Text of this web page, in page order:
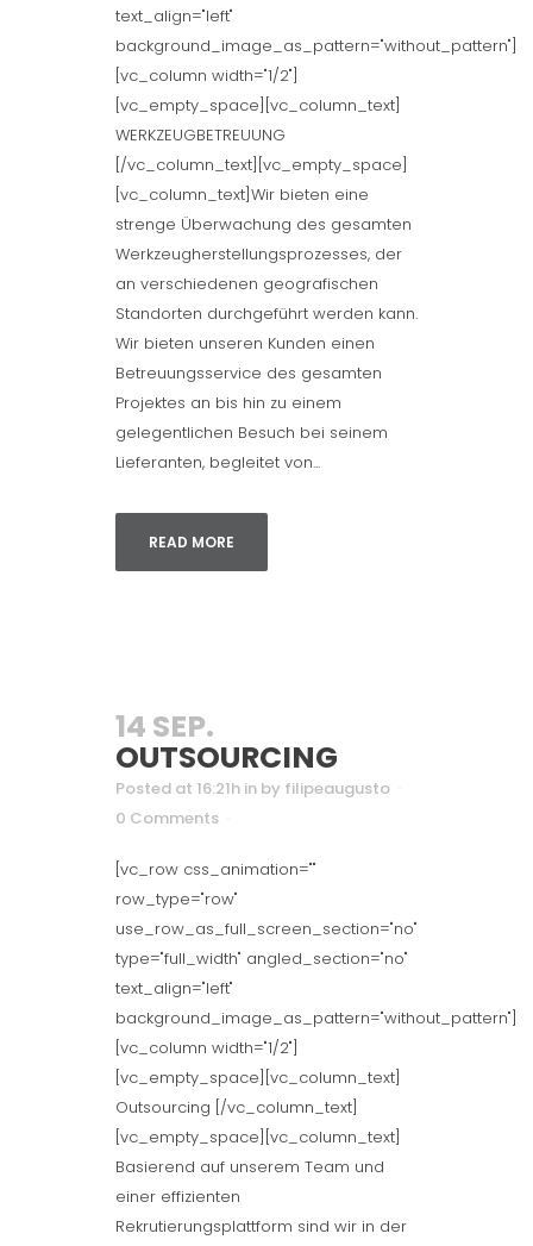
text_align="left"
background_image_as_pattern="without_pattern"]
[vc_column width="1/2"]
[vc_empty_space][vc_column_text]
WERKZEUGBETREUUNG
[/vc_column_text][vc_empty_space]
[vc_column_text]Wir bieten eine
strenge Überwachung des gesamten
Werkzeugherstellungsprozesses, der
an verschiedenen geografischen
Standorten durchgeführt werden kann.
Wir bieten unseren Kunden einen
Betreuungsservice des gesamten
Projektes an bis hin zu einem
gelegentlichen Besuch bei seinem
Lieferanten, begleitet von...
READ MORE
14 SEP.
OUTSOURCING
Posted at 16:21h in by filipeaugusto
0 Comments
[vc_row css_animation=""
row_type="row"
use_row_as_full_screen_section="no"
type="full_width" angled_section="no"
text_align="left"
background_image_as_pattern="without_pattern"]
[vc_column width="1/2"]
[vc_empty_space][vc_column_text]
Outsourcing [/vc_column_text]
[vc_empty_space][vc_column_text]
Basierend auf unserem Team und
einer effizienten
Rekrutierungsplattform sind wir in der